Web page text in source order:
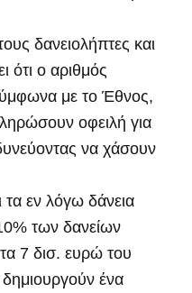
δανειολήπτες και
ότι ο αριθμός
με το Έθνος,
οφειλή για
να χάσουν
τα εν λόγω δάνεια
των δανείων
7 δισ. ευρώ του
ένα